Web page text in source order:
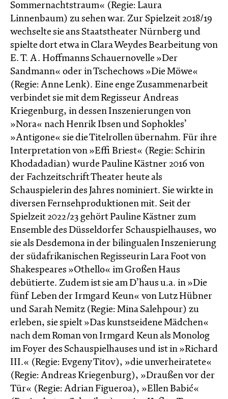
Sommernachtstraum« (Regie: Laura
Linnenbaum) zu sehen war. Zur Spielzeit 2018/19
wechselte sie ans Staatstheater Nürnberg und
spielte dort etwa in Clara Weydes Bearbeitung von
E. T. A. Hoffmanns Schauernovelle »Der
Sandmann« oder in Tschechows »Die Möwe«
(Regie: Anne Lenk). Eine enge Zusammenarbeit
verbindet sie mit dem Regisseur Andreas
Kriegenburg, in dessen Inszenierungen von
»Nora« nach Henrik Ibsen und Sophokles’
»Antigone« sie die Titelrollen übernahm. Für ihre
Interpretation von »Effi Briest« (Regie: Schirin
Khodadadian) wurde Pauline Kästner 2016 von
der Fachzeitschrift Theater heute als
Schauspielerin des Jahres nominiert. Sie wirkte in
diversen Fernsehproduktionen mit. Seit der
Spielzeit 2022/23 gehört Pauline Kästner zum
Ensemble des Düsseldorfer Schauspielhauses, wo
sie als Desdemona in der bilingualen Inszenierung
der südafrikanischen Regisseurin Lara Foot von
Shakespeares »Othello« im Großen Haus
debütierte. Zudem ist sie am D’haus u.a. in »Die
fünf Leben der Irmgard Keun« von Lutz Hübner
und Sarah Nemitz (Regie: Mina Salehpour) zu
erleben, sie spielt »Das kunstseidene Mädchen«
nach dem Roman von Irmgard Keun als Monolog
im Foyer des Schauspielhauses und ist in »Richard
III.« (Regie: Evgeny Titov), »die unverheiratete«
(Regie: Andreas Kriegenburg), »Draußen vor der
Tür« (Regie: Adrian Figueroa), »Ellen Babić«